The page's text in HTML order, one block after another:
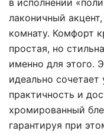
в исполнении
лаконичный
комнату. Комфорт
простая, но
именно для этого.
идеально
практичность и
хромированный
гарантируя при